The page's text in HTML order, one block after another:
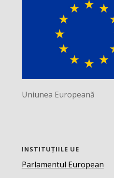
Uniunea Europeană
INSTITUȚIILE UE
Parlamentul European